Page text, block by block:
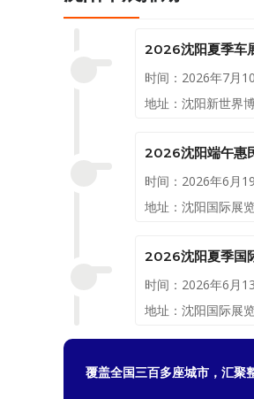
2026沈阳夏季车
时间：2026年7月
地址：沈阳新世界
2026沈阳端午惠
时间：2026年6月
地址：沈阳国际展
2026沈阳夏季国
时间：2026年6月
地址：沈阳国际展
覆盖全国三百多座城市，汇聚